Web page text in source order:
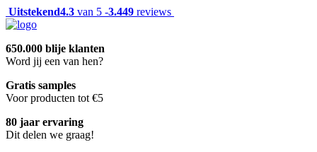
Uitstekend4.3 van 5 -3.449 reviews
650.000 blije klanten
Word jij een van hen?
Gratis samples
Voor producten tot €5
80 jaar ervaring
Dit delen we graag!